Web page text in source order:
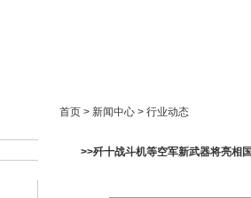
首页 > 新闻中心 > 行业动态
>>歼十战斗机等空军新武器将亮相